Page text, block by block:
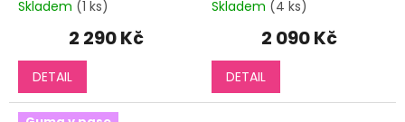
Skladem (1 ks)
2 290 Kč
DETAIL
Skladem (4 ks)
2 090 Kč
DETAIL